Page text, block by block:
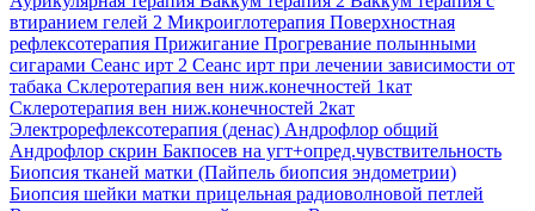
втиранием гелей 2 Микроиглотерапия Поверхностная
рефлексотерапия Прижигание Прогревание полынными
сигарами Сеанс ирт 2 Сеанс ирт при лечении зависимости от
табака Склеротерапия вен ниж.конечностей 1кат
Склеротерапия вен ниж.конечностей 2кат
Электрорефлексотерапия (денас) Андрофлор общий
Андрофлор скрин Бакпосев на угт+опред.чувствительность
Биопсия тканей матки (Пайпель биопсия эндометрии)
Биопсия шейки матки прицельная радиоволновой петлей